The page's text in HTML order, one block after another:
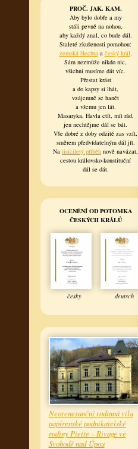
PROČ. JAK. KAM.
Aby bylo dobře a my
stáli pevně na nohou,
aby každý znal, co bude dál.
Staleté zkušenosti pomohou:
zemská šlechtaa český král.
Sám nezmůže nikdo nic,
všichni musíme dát víc.
Přestat krást
a do kapsy si lhát,
vzájemně se hanět
a všemu jen lát.
Masaryka, Havla ctít, mít rád,
jen nechtějme dál se bát.
Vše dobré z doby odžité zas vzít,
směrem předvídatelným dál jít.
Na tisíciletý příběh nově navázat,
cestou královsko-konstituční
dál se dát.
OCENĚNÍ OD POTOMKA
ČESKÝCH KRÁLŮ
česky deutsch
Neorenesanční rodinná vila
papírenské podnikatelské
rodiny Piette – Rivage ve
Svobodě nad Úpou